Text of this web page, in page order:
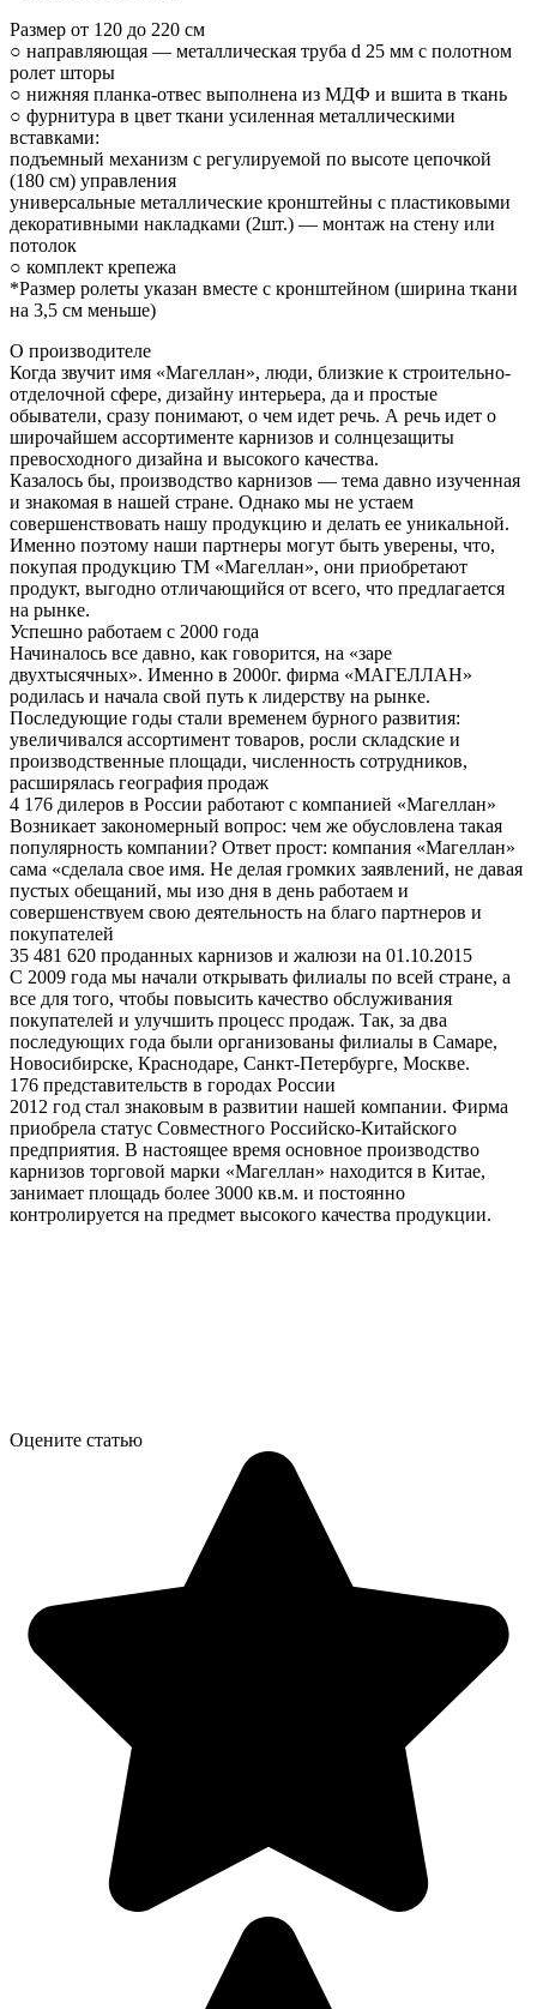
Размер от 120 до 220 см
○ направляющая — металлическая труба d 25 мм с полотном
ролет шторы
○ нижняя планка-отвес выполнена из МДФ и вшита в ткань
○ фурнитура в цвет ткани усиленная металлическими
вставками:
подъемный механизм с регулируемой по высоте цепочкой
(180 см) управления
универсальные металлические кронштейны с пластиковыми
декоративными накладками (2шт.) — монтаж на стену или
потолок
○ комплект крепежа
*Размер ролеты указан вместе с кронштейном (ширина ткани
на 3,5 см меньше)
О производителе
Когда звучит имя «Магеллан», люди, близкие к строительно-
отделочной сфере, дизайну интерьера, да и простые
обыватели, сразу понимают, о чем идет речь. А речь идет о
широчайшем ассортименте карнизов и солнцезащиты
превосходного дизайна и высокого качества.
Казалось бы, производство карнизов — тема давно изученная
и знакомая в нашей стране. Однако мы не устаем
совершенствовать нашу продукцию и делать ее уникальной.
Именно поэтому наши партнеры могут быть уверены, что,
покупая продукцию ТМ «Магеллан», они приобретают
продукт, выгодно отличающийся от всего, что предлагается
на рынке.
Успешно работаем с 2000 года
Начиналось все давно, как говорится, на «заре
двухтысячных». Именно в 2000г. фирма «МАГЕЛЛАН»
родилась и начала свой путь к лидерству на рынке.
Последующие годы стали временем бурного развития:
увеличивался ассортимент товаров, росли складские и
производственные площади, численность сотрудников,
расширялась география продаж
4 176 дилеров в России работают с компанией «Магеллан»
Возникает закономерный вопрос: чем же обусловлена такая
популярность компании? Ответ прост: компания «Магеллан»
сама «сделала свое имя. Не делая громких заявлений, не давая
пустых обещаний, мы изо дня в день работаем и
совершенствуем свою деятельность на благо партнеров и
покупателей
35 481 620 проданных карнизов и жалюзи на 01.10.2015
С 2009 года мы начали открывать филиалы по всей стране, а
все для того, чтобы повысить качество обслуживания
покупателей и улучшить процесс продаж. Так, за два
последующих года были организованы филиалы в Самаре,
Новосибирске, Краснодаре, Санкт-Петербурге, Москве.
176 представительств в городах России
2012 год стал знаковым в развитии нашей компании. Фирма
приобрела статус Совместного Российско-Китайского
предприятия. В настоящее время основное производство
карнизов торговой марки «Магеллан» находится в Китае,
занимает площадь более 3000 кв.м. и постоянно
контролируется на предмет высокого качества продукции.
Оцените статью